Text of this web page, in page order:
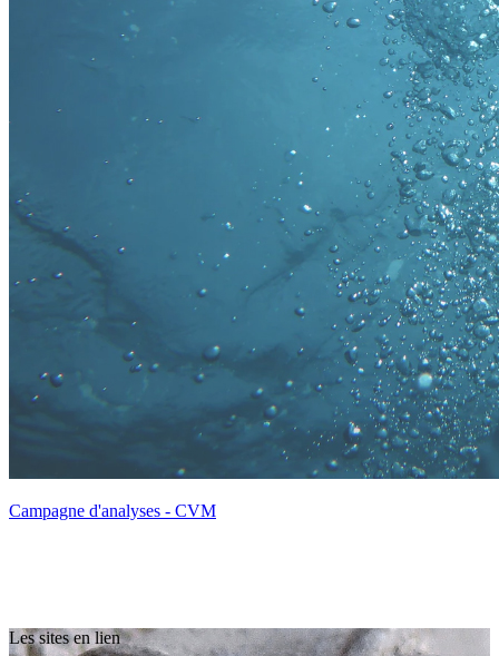
Campagne d'analyses - CVM
Les sites en lien